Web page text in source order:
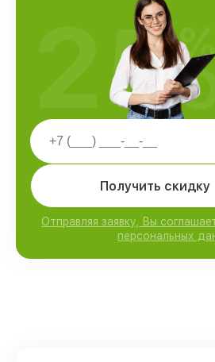
Получить скидку
Отправляя заявку, Вы
персональных
25